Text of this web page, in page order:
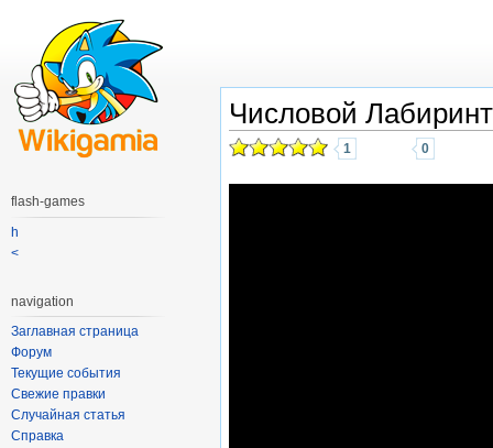
Числовой Лабиринт
1 0
flash-games
h
<
navigation
Заглавная страница
Форум
Текущие события
Свежие правки
Случайная статья
Справка